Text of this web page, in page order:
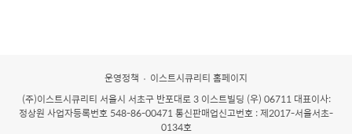
운영정책
이스트시큐리티 홈페이지
(주)이스트시큐리티 서울시 서초구 반포대로 3 이스트빌딩 (우) 06711 대표이사:
정상원 사업자등록번호 548-86-00471 통신판매업신고번호 : 제2017-서울서초-
0134호